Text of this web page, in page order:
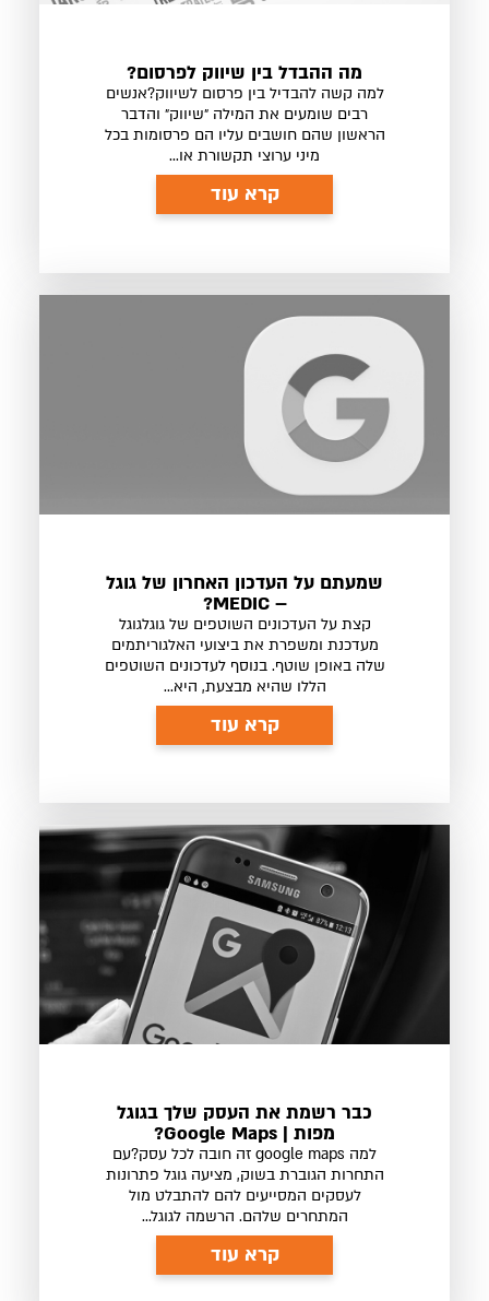
מה ההבדל בין שיווק לפרסום?
למה קשה להבדיל בין פרסום לשיווק?אנשים
רבים שומעים את המילה ״שיווק״ והדבר
הראשון שהם חושבים עליו הם פרסומות בכל
מיני ערוצי תקשורת או...
קרא עוד
שמעתם על העדכון האחרון של גוגל
– MEDIC?
קצת על העדכונים השוטפים של גוגלגוגל
מעדכנת ומשפרת את ביצועי האלגוריתמים
שלה באופן שוטף. בנוסף לעדכונים השוטפים
הללו שהיא מבצעת, היא...
קרא עוד
כבר רשמת את העסק שלך בגוגל
מפות | Google Maps?
למה google maps זה חובה לכל עסק?עם
התחרות הגוברת בשוק, מציעה גוגל פתרונות
לעסקים המסייעים להם להתבלט מול
המתחרים שלהם. הרשמה לגוגל...
קרא עוד